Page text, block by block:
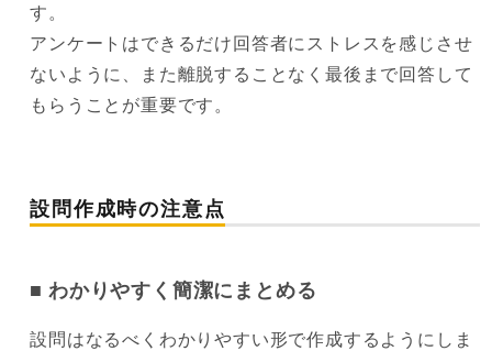
す。
アンケートはできるだけ回答者にストレスを感じさせ
ないように、また離脱することなく最後まで回答して
もらうことが重要です。
設問作成時の注意点
わかりやすく簡潔にまとめる
設問はなるべくわかりやすい形で作成するようにしま